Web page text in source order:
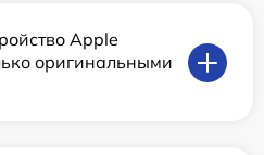
Apple
оригинальными